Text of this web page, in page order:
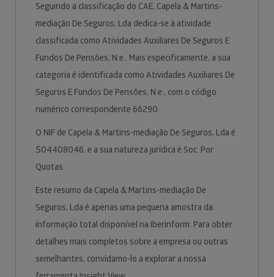
Seguindo a classificação do CAE, Capela & Martins-
mediação De Seguros, Lda dedica-se à atividade
classificada como Atividades Auxiliares De Seguros E
Fundos De Pensões, N.e.. Mais especificamente, a sua
categoria é identificada como Atividades Auxiliares De
Seguros E Fundos De Pensões, N.e., com o código
numérico correspondente 66290.
O NIF de Capela & Martins-mediação De Seguros, Lda é
504408046, e a sua natureza jurídica é Soc. Por
Quotas.
Este resumo da Capela & Martins-mediação De
Seguros, Lda é apenas uma pequena amostra da
informação total disponível na Iberinform. Para obter
detalhes mais completos sobre a empresa ou outras
semelhantes, convidamo-lo a explorar a nossa